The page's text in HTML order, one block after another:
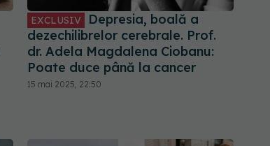
EXCLUSIV
Depresia, boală a
dezechilibrelor cerebrale. Prof.
dr. Adela Magdalena Ciobanu:
Poate duce până la cancer
15 mai 2025, 22:50